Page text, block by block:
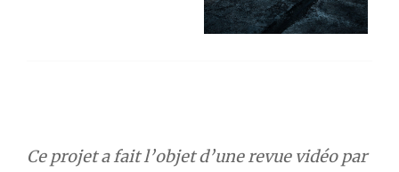
Ce projet a fait l’objet d’une revue vidéo par